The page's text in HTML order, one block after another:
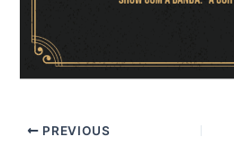
PREVIOUS